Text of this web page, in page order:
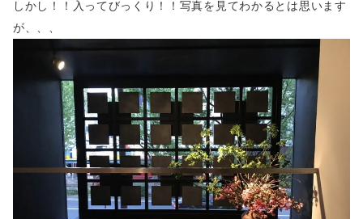
しかし！！入ってびっくり！！写真を見てわかるとは思います
が、、、